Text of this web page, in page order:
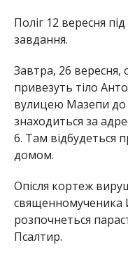
Поліг 12 вересня
завдання.
Завтра, 26
привезуть тіло
вулицею Мазепи до
знаходиться за
6. Там відбудеться
домом.
Опісля кортеж
священномученика
розпочнеться
Псалтир.